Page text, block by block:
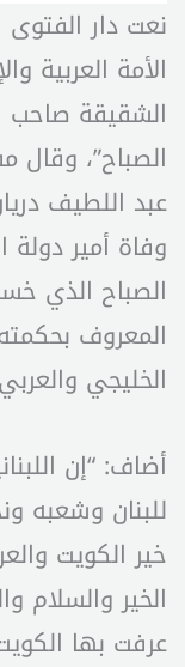
نعت دار الفتوى
الأمة العربية
الشقيقة صاحب
الصباح”، وقال
عبد اللطيف
وفاة أمير دولة
الصباح الذي
المعروف
الخليجي
أضاف: “إن
للبنان وشعبه
خير الكويت
الخير والسلام
عرفت بها